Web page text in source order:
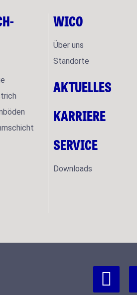
S WICO
Über uns
Standorte
AKTUELLES
KARRIERE
SERVICE
Downloads